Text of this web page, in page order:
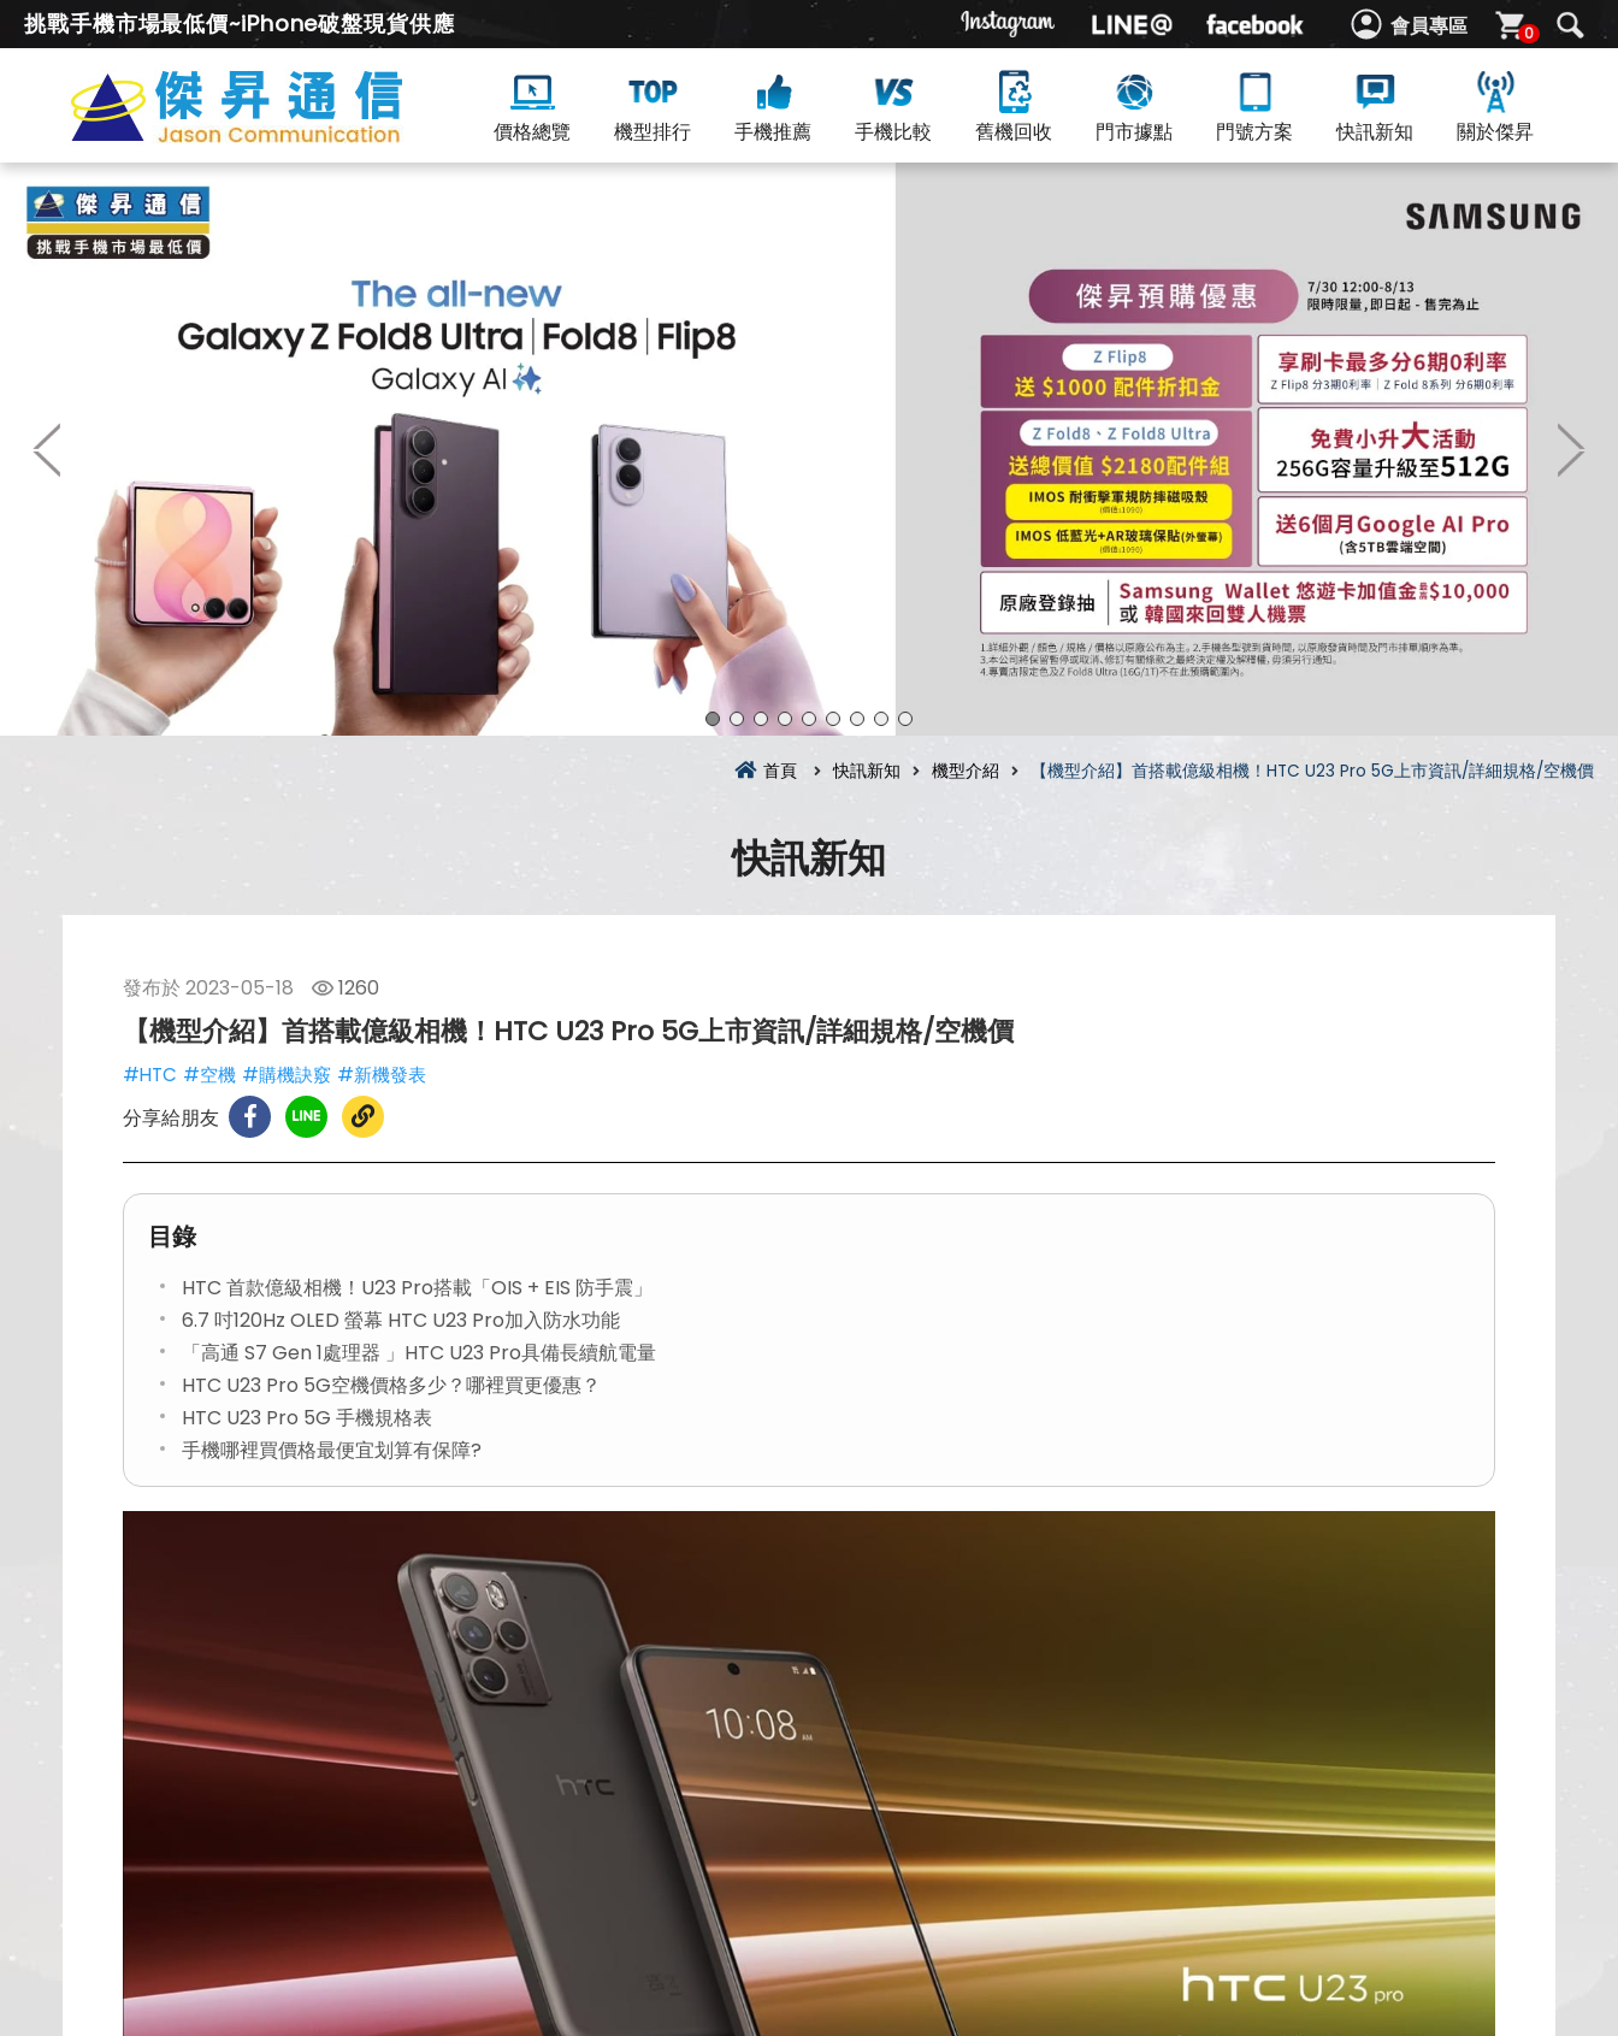
會員專區 0
挑戰手機市場最低價~iPhone破盤現貨供應
價格總覽 機型排行 手機推薦 手機比較 舊機回收 門市據點 門號方案 快訊新知 關於傑昇
首頁 快訊新知 機型介紹 【機型介紹】首搭載億級相機！HTC U23 Pro 5G上市資訊/詳細規格/空機價
快訊新知
發布於 2023-05-18 1260
【機型介紹】首搭載億級相機！HTC U23 Pro 5G上市資訊/詳細規格/空機價
#HTC #空機 #購機訣竅 #新機發表
分享給朋友
目錄
HTC 首款億級相機！U23 Pro搭載「OIS + EIS 防手震」
6.7 吋120Hz OLED 螢幕 HTC U23 Pro加入防水功能
「高通 S7 Gen 1處理器 」HTC U23 Pro具備長續航電量
HTC U23 Pro 5G空機價格多少？哪裡買更優惠？
HTC U23 Pro 5G 手機規格表
手機哪裡買價格最便宜划算有保障?